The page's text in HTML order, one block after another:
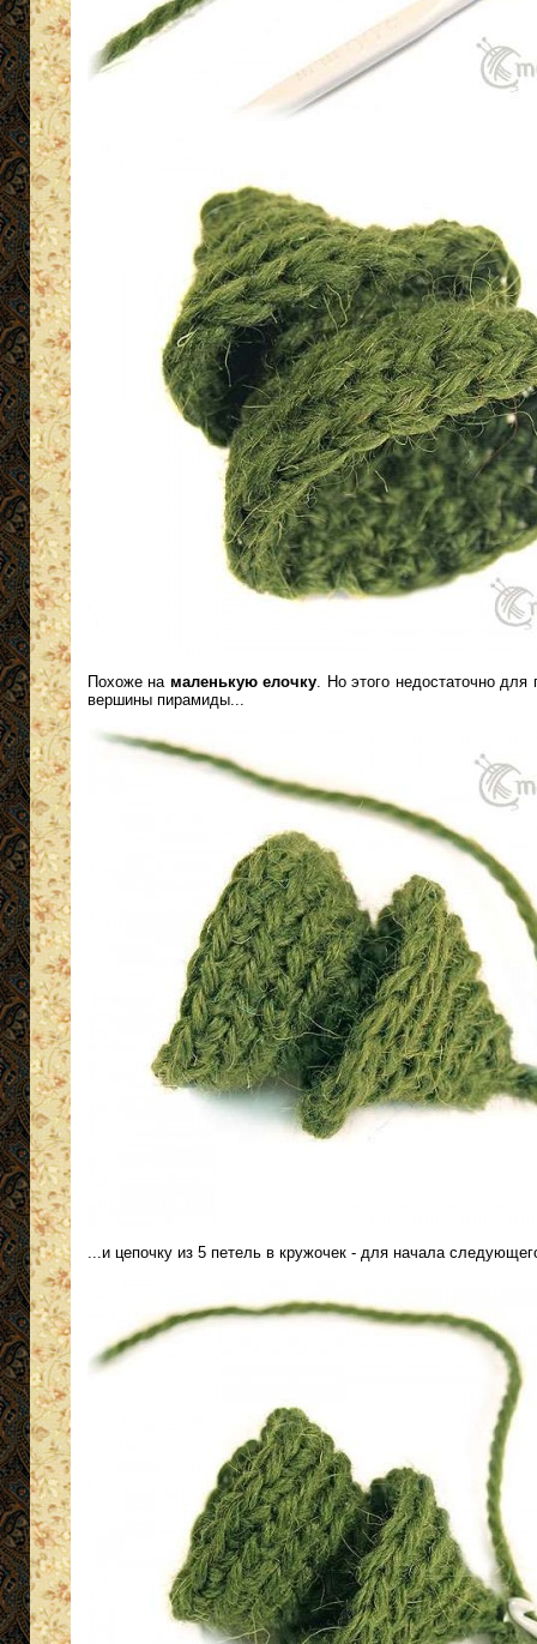
Похоже на маленькую елочку . Но этого недостаточно
вершины пирамиды...
...и цепочку из 5 петель в кружочек - для начала